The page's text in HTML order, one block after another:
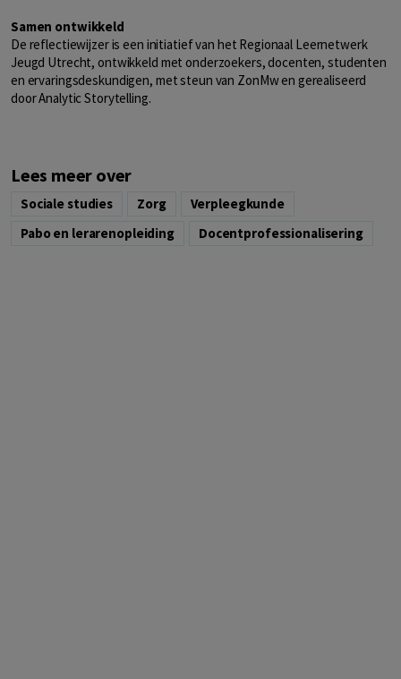
Samen ontwikkeld
De reflectiewijzer is een initiatief van het Regionaal Leernetwerk
Jeugd Utrecht, ontwikkeld met onderzoekers, docenten, studenten
en ervaringsdeskundigen, met steun van ZonMw en gerealiseerd
door Analytic Storytelling.
Lees meer over
Sociale studies Zorg
Verpleegkunde
Pabo en lerarenopleiding
Docentprofessionalisering